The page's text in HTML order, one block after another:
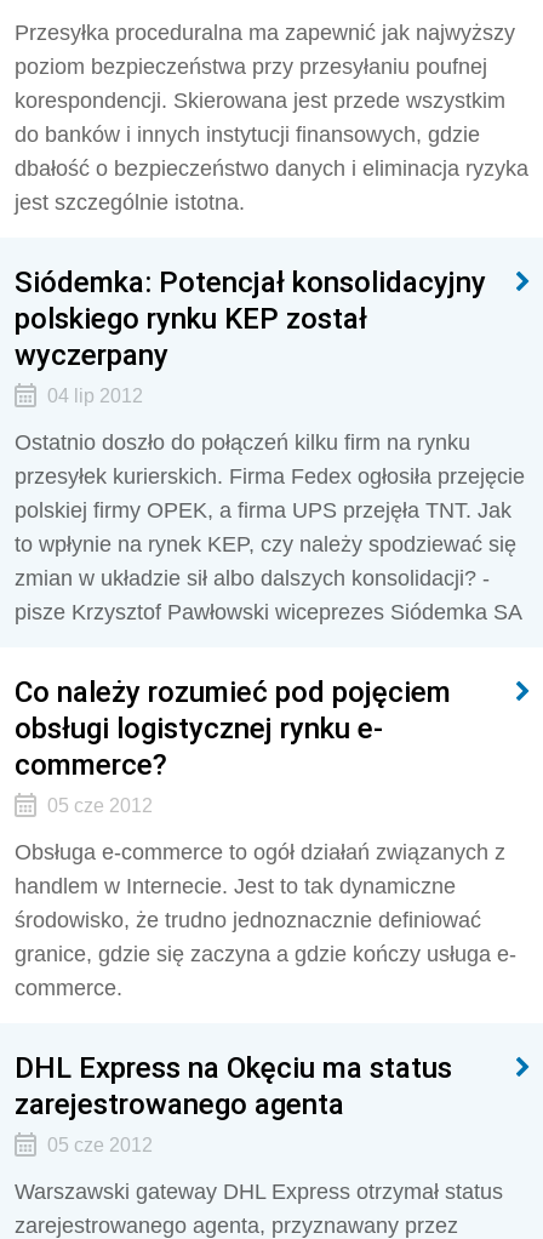
Przesyłka proceduralna ma zapewnić jak najwyższy
poziom bezpieczeństwa przy przesyłaniu poufnej
korespondencji. Skierowana jest przede wszystkim
do banków i innych instytucji finansowych, gdzie
dbałość o bezpieczeństwo danych i eliminacja ryzyka
jest szczególnie istotna.
Siódemka: Potencjał konsolidacyjny
polskiego rynku KEP został
wyczerpany
04 lip 2012
Ostatnio doszło do połączeń kilku firm na rynku
przesyłek kurierskich. Firma Fedex ogłosiła przejęcie
polskiej firmy OPEK, a firma UPS przejęła TNT. Jak
to wpłynie na rynek KEP, czy należy spodziewać się
zmian w układzie sił albo dalszych konsolidacji? -
pisze Krzysztof Pawłowski wiceprezes Siódemka SA
Co należy rozumieć pod pojęciem
obsługi logistycznej rynku e-
commerce?
05 cze 2012
Obsługa e-commerce to ogół działań związanych z
handlem w Internecie. Jest to tak dynamiczne
środowisko, że trudno jednoznacznie definiować
granice, gdzie się zaczyna a gdzie kończy usługa e-
commerce.
DHL Express na Okęciu ma status
zarejestrowanego agenta
05 cze 2012
Warszawski gateway DHL Express otrzymał status
zarejestrowanego agenta, przyznawany przez